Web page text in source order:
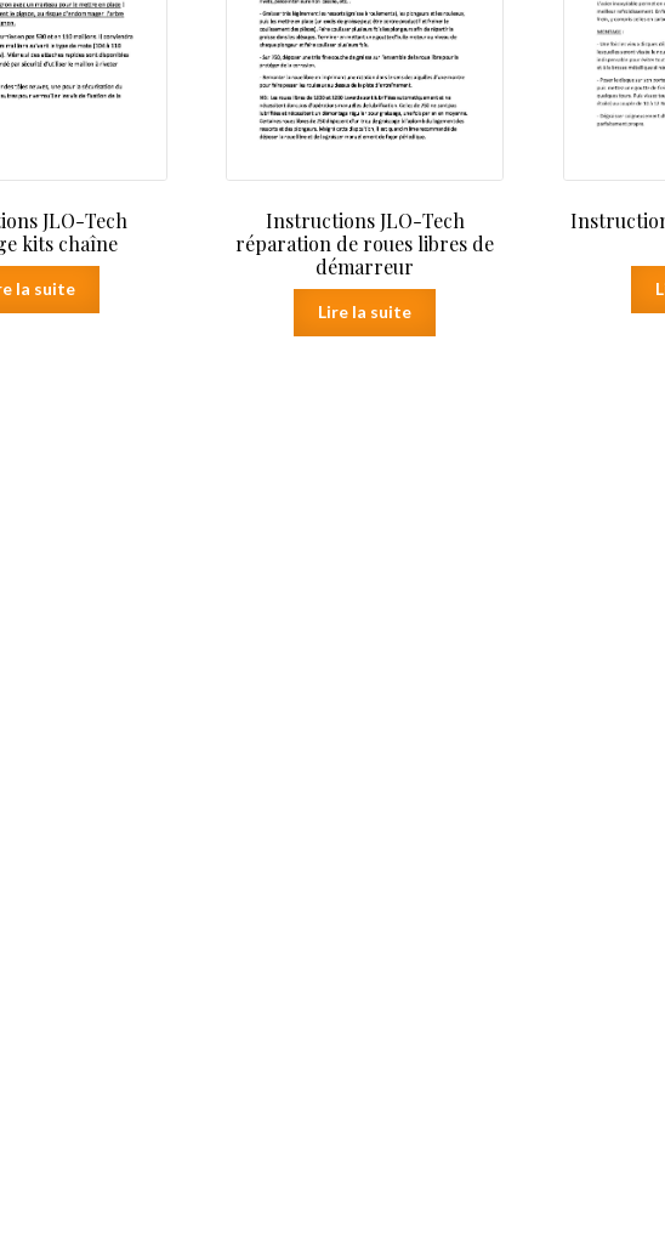
JLO-Tech
kits chaîne
la suite
Instructions JLO-Tech
réparation de roues libres de
démarreur
Lire la suite